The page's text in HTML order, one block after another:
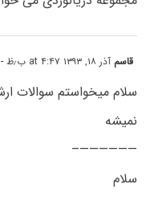
قاسم آذر ۱۸, ۱۳۹۳ at ۴:۴۷ ب٫ظ - Reply
سلام میخواستم سوالات
نمیشه
——————–
سلام